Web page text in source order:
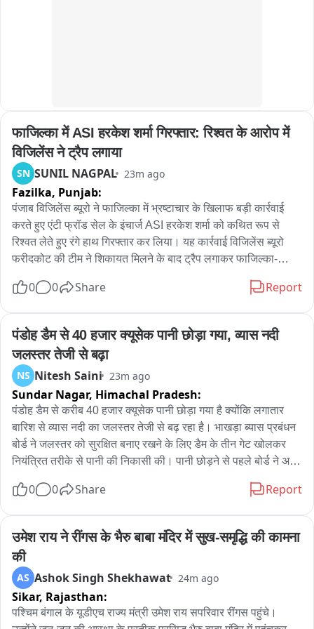
फाजिल्का में ASI हरकेश शर्मा गिरफ्तार: रिश्वत के आरोप में
विजिलेंस ने ट्रैप लगाया
SN SUNIL NAGPAL 23m ago
Fazilka, Punjab:
पंजाब विजिलेंस ब्यूरो ने फाजिल्का में भ्रष्टाचार के खिलाफ बड़ी कार्रवाई
करते हुए एंटी फ्रॉड सेल के इंचार्ज ASI हरकेश शर्मा को कथित रूप से
रिश्वत लेते हुए रंगे हाथ गिरफ्तार कर लिया। यह कार्रवाई विजिलेंस ब्यूरो
फरीदकोट की टीम ने शिकायत मिलने के बाद ट्रैप लगाकर फाजिल्का-
पास दो पक्षों के बीच करीब 11-12 लाख रुपये के लेनदेन का मामला पहुंचा
और मामला उनके पक्ष में निपटाने का भरोसा देकर रिश्वत की मांग की। जब
रिश्वत की रकम देने का समय आया तो संबंधित पक्ष ने विजिलेंस ब्यूरो
फरीदकोट को शिकायत दे दी। शिकायत के आधार पर विजिलेंस टीम ने
योजनाबद्ध तरीके से ट्रैप लगाया और आरोपी ASI को कथित तौर पर 40
हजार की रिश्वत लेते हुए रंगे हाथ गिरफ्तार कर लिया। गिरफ्तारी के बाद
विजिलेंस टीम आरोपी को फाजिल्का स्थित एसएसपी कार्यालय की दूसरी
मंजिल पर बने एंटी फ्रॉड सेल कार्यालय लेकर पहुंची, जहां आवश्यक कार्रवाई
पूरी की गई। इसके बाद उसे आगे की कानूनी कार्रवाई के लिए फरीदकोट ले
जाया गया। फिलहाल विजिलेंस ब्यूरो पूरे मामले की जांच कर रहा है और
जारी है।
0 0 Share Report
पंडोह डैम से 40 हजार क्यूसेक पानी छोड़ा गया, व्यास नदी
जलस्तर तेजी से बढ़ा
NS Nitesh Saini 23m ago
Sundar Nagar, Himachal Pradesh:
पंडोह डैम से करीब 40 हजार क्यूसेक पानी छोड़ा गया है क्योंकि लगातार
बारिश से व्यास नदी का जलस्तर तेजी से बढ़ रहा है। भाखड़ा ब्यास प्रबंधन
बोर्ड ने जलस्तर को सुरक्षित बनाए रखने के लिए डैम के तीन गेट खोलकर
नियंत्रित तरीके से पानी की निकासी की। पानी छोड़ने से पहले बोर्ड ने अर्ली
किया और व्यास नदी के किनारे रहने वाले लोगों से नदी के समीप न जाने और
बढ़ने के कारण पानी की आवक बढ़ रही है; आवश्यकतानुसार आगे भी पानी
छोड़ा जा सकता है। लोगों से आग्रह है कि नदी के किनारे न जाएं, बच्चों को
पानी के आसपास न जाने दें और सुरक्षा निर्देशों का पालन करें।
0 0 Share Report
उमेश राय ने रींगस के भैरु बाबा मंदिर में सुख-समृद्धि की कामना
की
AS Ashok Singh Shekhawat 24m ago
Sikar, Rajasthan:
पश्चिम बंगाल के यूडीएच राज्य मंत्री उमेश राय सपरिवार रींगस पहुंचे।